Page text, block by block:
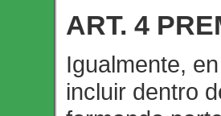
ART. 4
Igualmente,
incluir dentro